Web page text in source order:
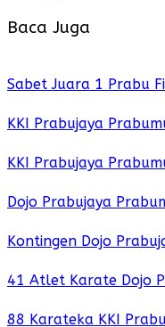
Baca Juga
Sabet Juara 1 Prabu
KKI Prabujaya
KKI Prabujaya
Dojo Prabujaya
Kontingen Dojo
41 Atlet Karate Dojo
88 Karateka KKI